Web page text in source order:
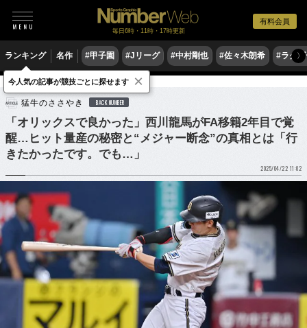
有料会員
毎日6時・11時・17時更新
ランキング 名作 #甲子園 #Jリーグ #中村剛也 #佐々木朗希 #ラグ〉
野球 プロ野球
猛牛のささやき BACK NUMBER
「オリックスで良かった」西川龍馬がFA移籍2年目で覚
醒…ヒット量産の秘密と“メジャー断念”の真相とは「行
きたかったです。でも…」
2025/04/22 11:02
今人気の記事が競技ごとに探せます ×